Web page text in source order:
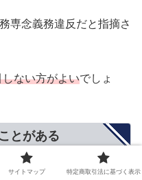
専念義務違反だと指摘さ
ない方がよいでしょ
とがある
ある原因は
サイトマップ 特定商取引法に基づく表示